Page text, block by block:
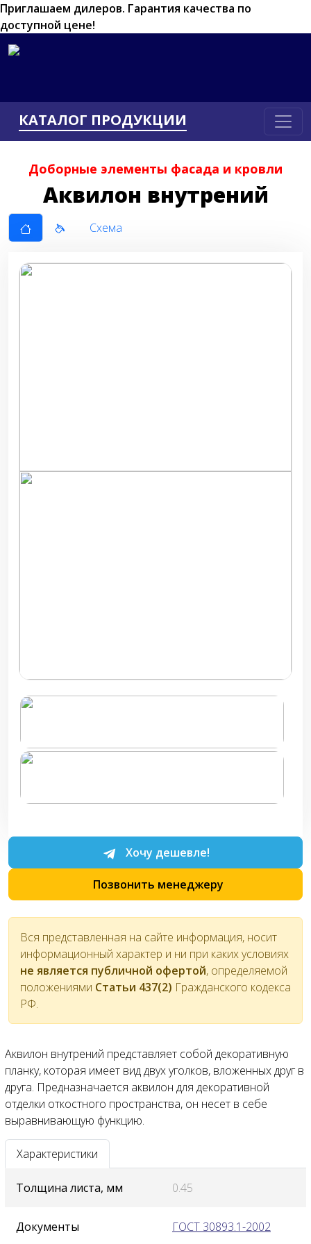
Приглашаем дилеров. Гарантия качества по
доступной цене!
КАТАЛОГ ПРОДУКЦИИ
Доборные элементы фасада и кровли
Аквилон внутрений
Схема
Хочу дешевле!
Позвонить менеджеру
Вся представленная на сайте информация, носит
информационный характер и ни при каких условиях
не является публичной офертой, определяемой
положениями Статьи 437(2) Гражданского кодекса
РФ.
Аквилон внутрений представляет собой декоративную
планку, которая имеет вид двух уголков, вложенных друг в
друга. Предназначается аквилон для декоративной
отделки откостного пространства, он несет в себе
выравнивающую функцию.
Характеристики
Толщина листа, мм 0.45
Документы ГОСТ 30893.1-2002